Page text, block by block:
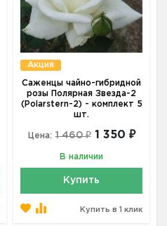
Акция
Саженцы чайно-гибридной
розы Полярная Звезда-2
(Polarstern-2) - комплект 5
шт.
Цена: 1 460 ₽ 1 350 ₽
В наличии
Купить
Купить в 1 клик